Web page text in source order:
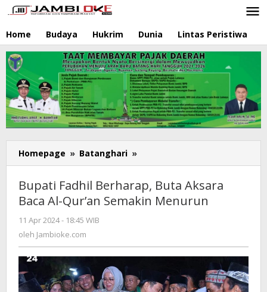
Lewati
ke
konten
Home Budaya Hukrim Dunia Lintas Peristiwa
Homepage » Batanghari »
Fadhil
Buta
Aksara
Bupati Fadhil Berharap, Buta Aksara
Baca Al-Qur’an Semakin Menurun
11 Apr 2024 - 18:45 WIB
oleh Jambioke.com